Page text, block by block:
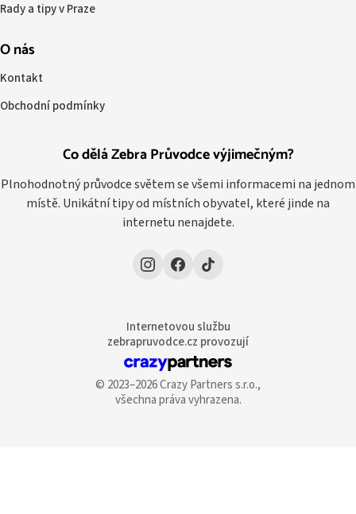
Co dělá Zebra Průvodce výjimečným?
Plnohodnotný průvodce světem se všemi informacemi na jednom
místě. Unikátní tipy od místních obyvatel, které jinde na
internetu nenajdete.
Rady a tipy v Praze
O nás
Kontakt
Obchodní podmínky
Internetovou službu
zebrapruvodce.cz provozují
© 2023–2026 Crazy Partners s.r.o.,
všechna práva vyhrazena.